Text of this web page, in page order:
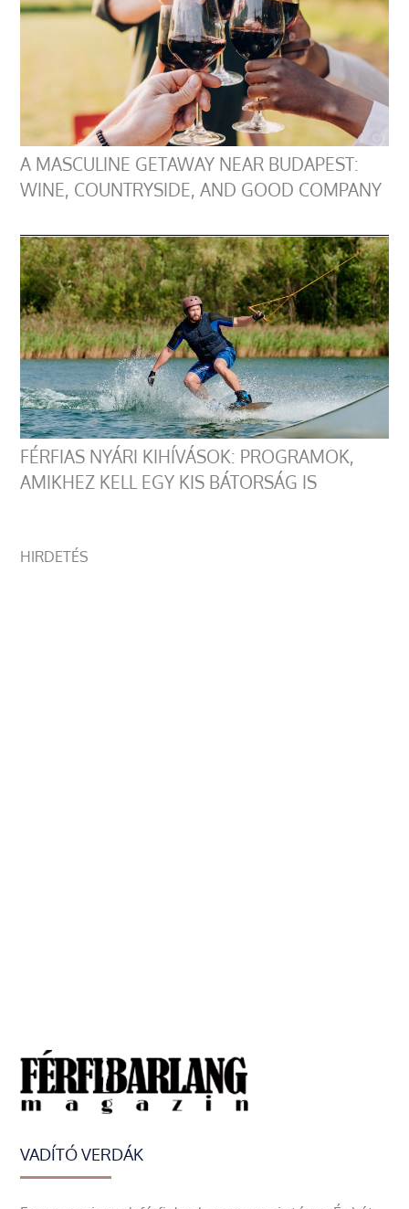
A MASCULINE GETAWAY NEAR BUDAPEST:
WINE, COUNTRYSIDE, AND GOOD COMPANY
FÉRFIAS NYÁRI KIHÍVÁSOK: PROGRAMOK,
AMIKHEZ KELL EGY KIS BÁTORSÁG IS
HIRDETÉS
VADÍTÓ VERDÁK